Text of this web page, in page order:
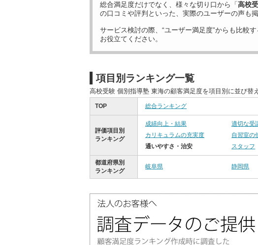
総合満足度だけでなく、様々な切り口から「高校
の口コミや評判といった、実際のユーザーの声も掲
サービス検討の際、“ユーザー満足度”からも比較
お役立てください。
項目別ランキング一覧
高校受験 個別指導塾 東海の顧客満足度を項目別に並び替
TOP 総合ランキング
評価項目別
ランキング
成績向上・結果 適切な受
カリキュラムの充実度
自習室の
通いやすさ・治安
スタッフ
都道府県別
ランキング
岐阜県 静岡県